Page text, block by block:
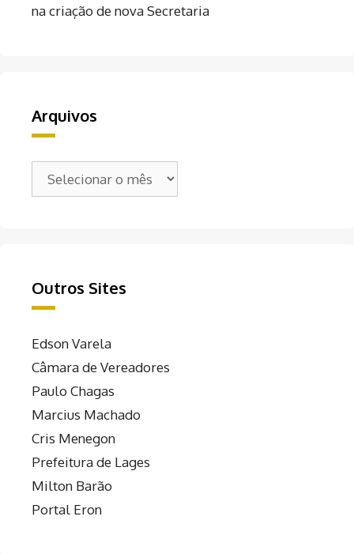
na criação de nova Secretaria
Arquivos
Outros Sites
Edson Varela
Câmara de Vereadores
Paulo Chagas
Marcius Machado
Cris Menegon
Prefeitura de Lages
Milton Barão
Portal Eron